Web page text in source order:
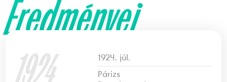
Eredményei
1924
1924. júl.
Párizs